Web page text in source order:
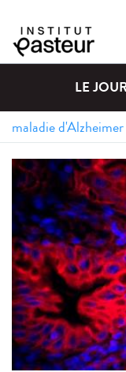
LE